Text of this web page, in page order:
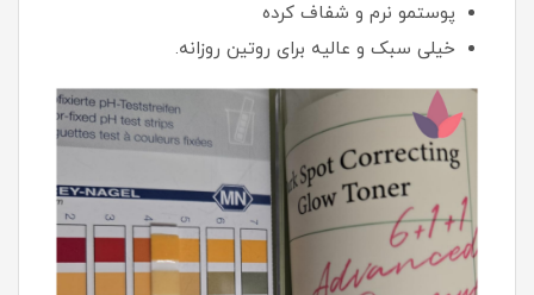
پوستمو نرم و شفاف کرده
خیلی سبک و عالیه برای روتین روزانه.